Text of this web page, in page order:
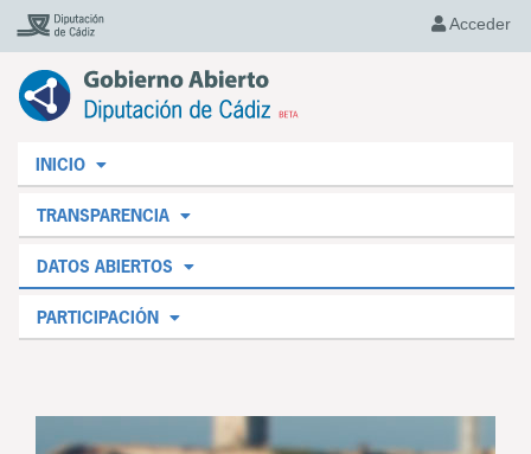
Acceder
INICIO
TRANSPARENCIA
DATOS ABIERTOS
PARTICIPACIÓN